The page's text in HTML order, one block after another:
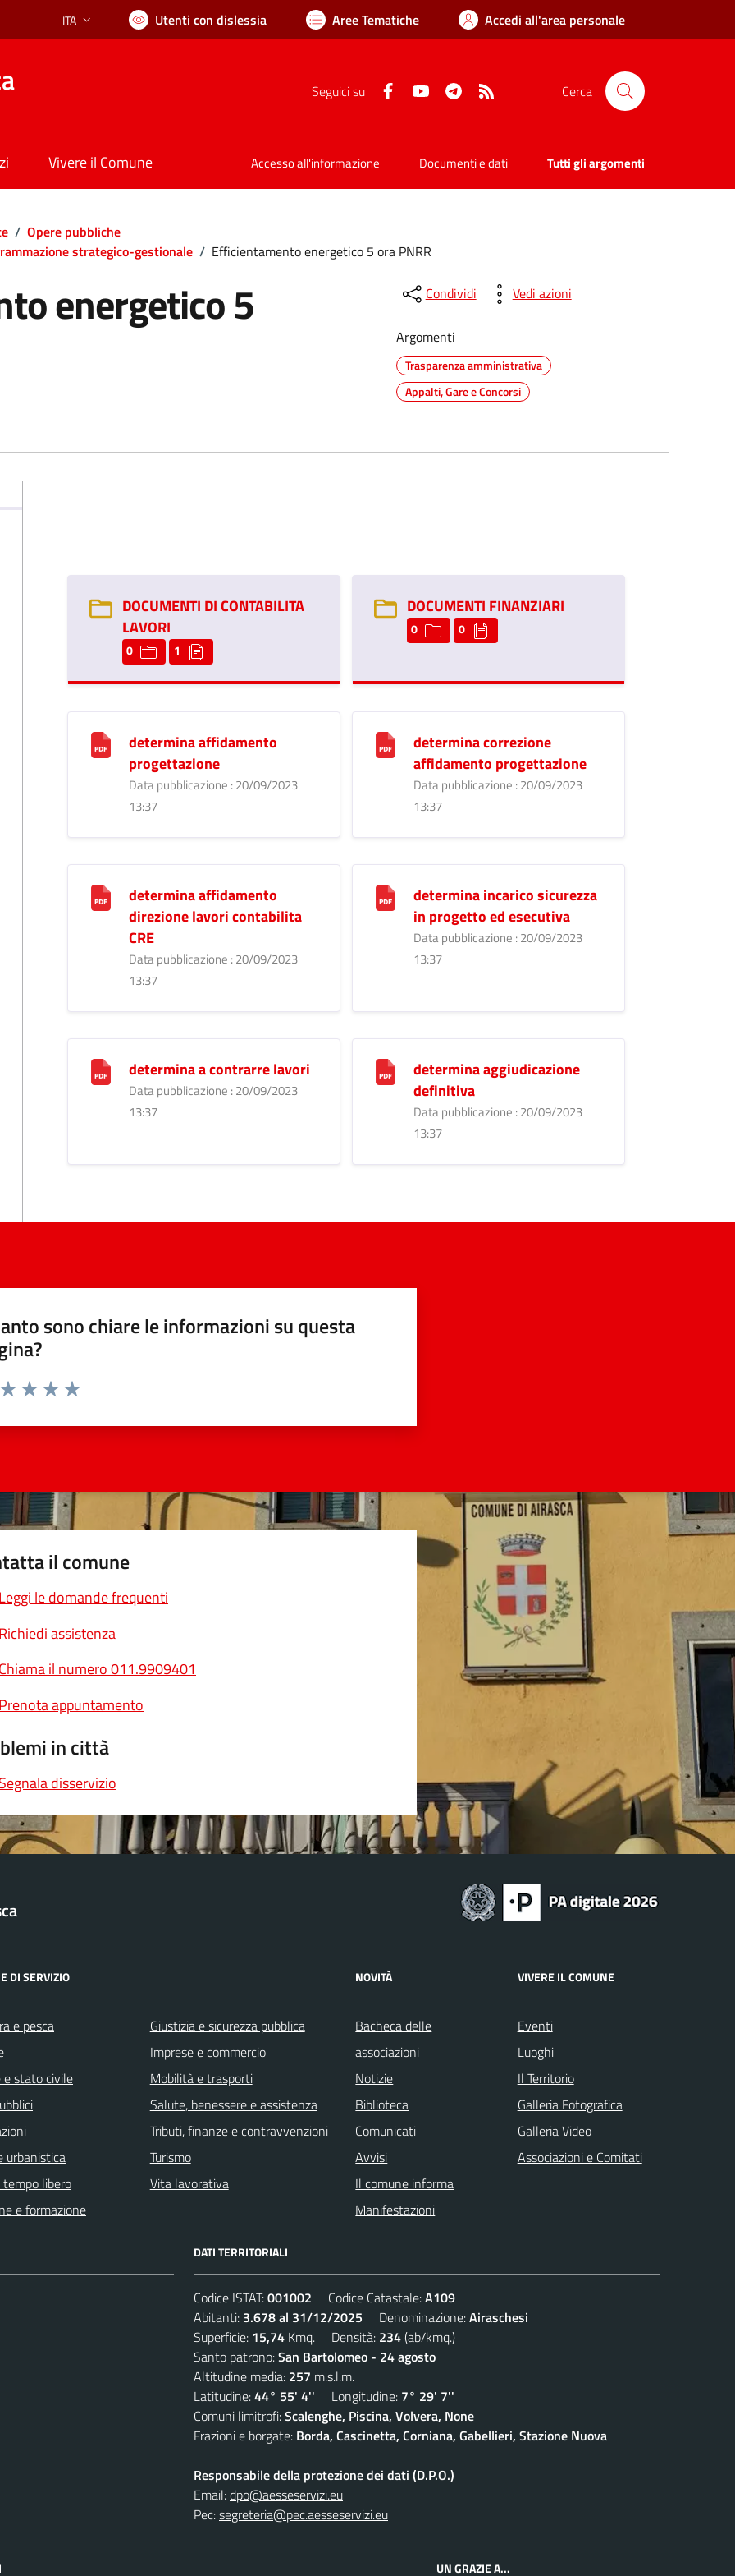
Lingua attiva:
ITA Utenti con dislessia Aree Tematiche Accedi all'area personale
Seguici su FacebookYouTube Telegram Cerca
Vivere il Comune Accesso all'informazione Documenti e dati Tutti gli argomenti
/ Opere pubbliche
strategico-gestionale / Efficientamento energetico 5 ora PNRR
energetico 5 Condividi Vedi azioni
Argomenti
Trasparenza amministrativa
Appalti, Gare e Concorsi
DOCUMENTI DI CONTABILITA
LAVORI
0 1
DOCUMENTI FINANZIARI
0 0
determina affidamento
progettazione
Data pubblicazione : 20/09/2023
13:37
determina correzione
affidamento progettazione
Data pubblicazione : 20/09/2023
13:37
determina affidamento
direzione lavori contabilita
CRE
Data pubblicazione : 20/09/2023
13:37
determina incarico sicurezza
in progetto ed esecutiva
Data pubblicazione : 20/09/2023
13:37
determina a contrarre lavori
Data pubblicazione : 20/09/2023
13:37
determina aggiudicazione
definitiva
Data pubblicazione : 20/09/2023
13:37
sono chiare le informazioni su questa
da 1 a 5 stelle la pagina
il comune
Leggi le domande frequenti
Richiedi assistenza
Chiama il numero 011.9909401
Prenota appuntamento
in città
Segnala disservizio
DI SERVIZIO
e pesca
e stato civile
urbanistica
libero
e formazione
Giustizia e sicurezza pubblica
Imprese e commercio
Mobilità e trasporti
Salute, benessere e assistenza
Tributi, finanze e contravvenzioni
Turismo
Vita lavorativa
NOVITÀ
Bacheca delle
associazioni
Notizie
Biblioteca
Comunicati
Avvisi
Il comune informa
Manifestazioni
VIVERE IL COMUNE
Eventi
Luoghi
Il Territorio
Galleria Fotografica
Galleria Video
Associazioni e Comitati
DATI TERRITORIALI
Codice ISTAT:001002 Codice Catastale:A109
Abitanti: 3.678 al 31/12/2025 Denominazione:Airaschesi
Superficie: 15,74 Kmq. Densità: 234(ab/kmq.)
Santo patrono:San Bartolomeo - 24 agosto
Altitudine media: 257 m.s.l.m.
Latitudine:44° 55' 4'' Longitudine: 7° 29' 7''
Comuni limitrofi:Scalenghe, Piscina, Volvera, None
Frazioni e borgate: Borda, Cascinetta, Corniana, Gabellieri, Stazione Nuova
Responsabile della protezione dei dati (D.P.O.)
Email:dpo@aesseservizi.eu
Pec:segreteria@pec.aesseservizi.eu
UN GRAZIE A...